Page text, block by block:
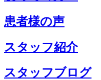
患者様の声
スタッフ紹介
スタッフブログ